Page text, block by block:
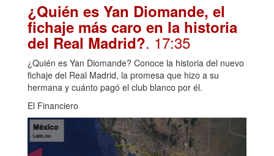
¿Quién es Yan Diomande, el
fichaje más caro en la historia
del Real Madrid?. 17:35
¿Quién es Yan Diomande? Conoce la historia del nuevo
fichaje del Real Madrid, la promesa que hizo a su
hermana y cuánto pagó el club blanco por él.
El Financiero